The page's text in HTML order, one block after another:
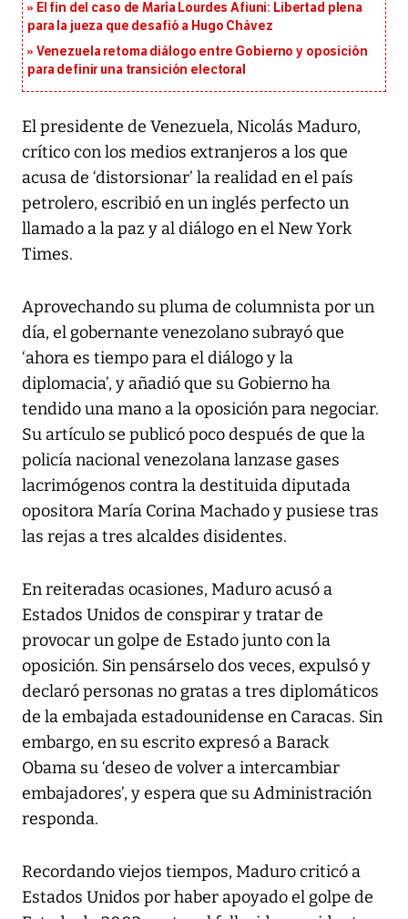
El fin del caso de María Lourdes Afiuni: Libertad plena
para la jueza que desafió a Hugo Chávez
Venezuela retoma diálogo entre Gobierno y oposición
para definir una transición electoral
El presidente de Venezuela, Nicolás Maduro,
crítico con los medios extranjeros a los que
acusa de ‘distorsionar’ la realidad en el país
petrolero, escribió en un inglés perfecto un
llamado a la paz y al diálogo en el New York
Times.
Aprovechando su pluma de columnista por un
día, el gobernante venezolano subrayó que
‘ahora es tiempo para el diálogo y la
diplomacia’, y añadió que su Gobierno ha
tendido una mano a la oposición para negociar.
Su artículo se publicó poco después de que la
policía nacional venezolana lanzase gases
lacrimógenos contra la destituida diputada
opositora María Corina Machado y pusiese tras
las rejas a tres alcaldes disidentes.
En reiteradas ocasiones, Maduro acusó a
Estados Unidos de conspirar y tratar de
provocar un golpe de Estado junto con la
oposición. Sin pensárselo dos veces, expulsó y
declaró personas no gratas a tres diplomáticos
de la embajada estadounidense en Caracas. Sin
embargo, en su escrito expresó a Barack
Obama su ‘deseo de volver a intercambiar
embajadores’, y espera que su Administración
responda.
Recordando viejos tiempos, Maduro criticó a
Estados Unidos por haber apoyado el golpe de